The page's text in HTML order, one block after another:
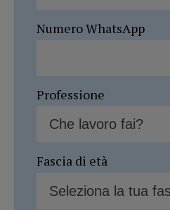
Numero WhatsApp
Professione
Fascia di età